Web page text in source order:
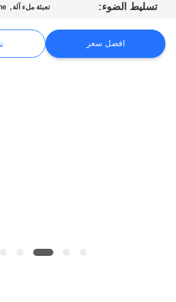
نتحدث
الآن
تسليط الضوء: تعبئة ملء آلة,
افضل سعر